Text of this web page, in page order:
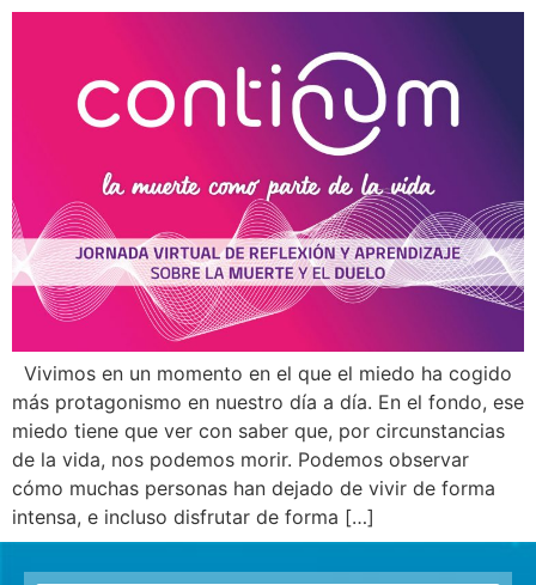
Vivimos en un momento en el que el miedo ha cogido
más protagonismo en nuestro día a día. En el fondo, ese
miedo tiene que ver con saber que, por circunstancias
de la vida, nos podemos morir. Podemos observar
cómo muchas personas han dejado de vivir de forma
intensa, e incluso disfrutar de forma […]